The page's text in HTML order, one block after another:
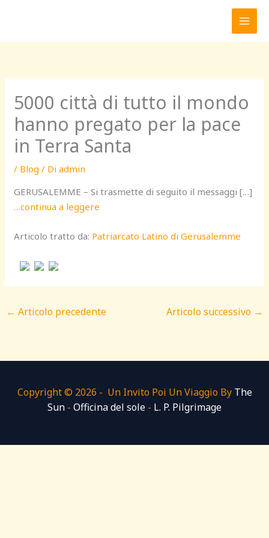
5000 città di tutto il mondo
hanno pregato per la pace
in Terra Santa
/ Blog / Diadmin
GERUSALEMME – Si trasmette di seguito il messaggi […]
…continua a leggere
Articolo tratto da: Patriarcato Latino di Gerusalemme
← Articolo precedente Articolo successivo →
Copyright © 2026 - Un Invito Poi Un Viaggio By The
Sun - Officina del sole - L. P. Pilgrimage